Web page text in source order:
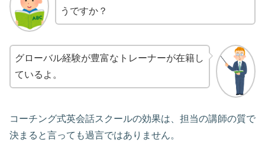
うですか？
グローバル経験が豊富なトレーナーが在籍し
ているよ。
コーチング式英会話スクールの効果は、担当の講師の質で
決まると言っても過言ではありません。